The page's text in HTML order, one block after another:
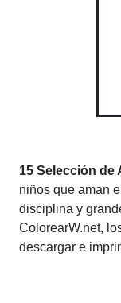
15 Selección de
niños que aman
disciplina y
ColorearW.net,
descargar e